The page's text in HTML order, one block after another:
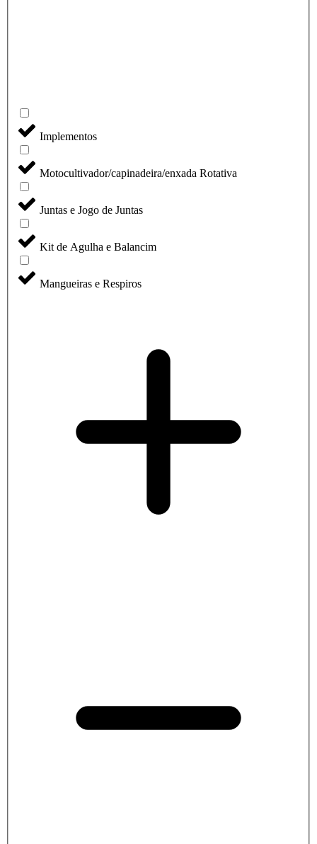
Implementos
Motocultivador/capinadeira/enxada Rotativa
Juntas e Jogo de Juntas
Kit de Agulha e Balancim
Mangueiras e Respiros